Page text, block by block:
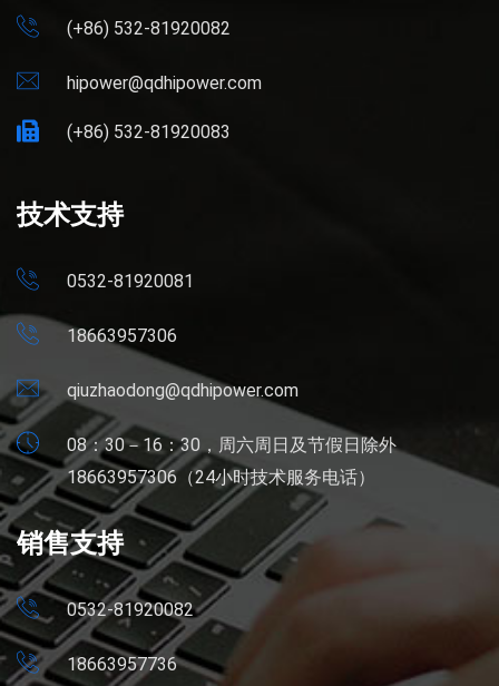
(+86) 532-81920082
hipower@qdhipower.com
(+86) 532-81920083
技术支持
0532-81920081
18663957306
qiuzhaodong@qdhipower.com
08：30－16：30，周六周日及节假日除外
18663957306（24小时技术服务电话）
销售支持
0532-81920082
18663957736